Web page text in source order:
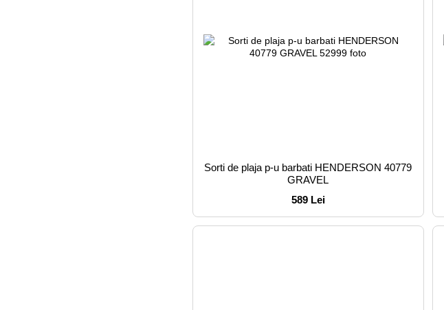
Sorti de plaja p-u barbati HENDERSON 40779
GRAVEL
589 Lei